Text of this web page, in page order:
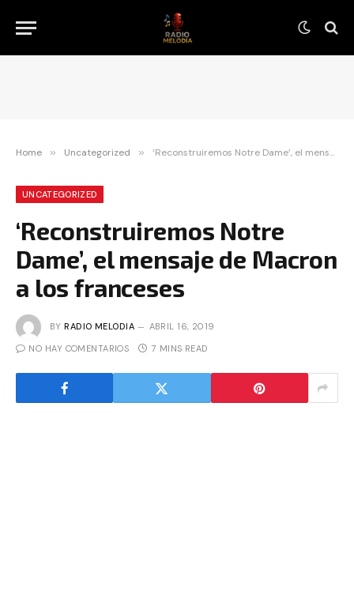
Home » Uncategorized » ‘Reconstruiremos Notre Dame’, el mensaje de Macron a los franceses
UNCATEGORIZED
‘Reconstruiremos Notre
Dame’, el mensaje de Macron
a los franceses
BY RADIO MELODIA ABRIL 16, 2019
NO HAY COMENTARIOS 7 MINS READ